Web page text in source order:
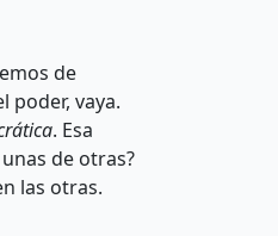
de
poder, vaya.
. Esa
de otras?
las otras.